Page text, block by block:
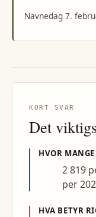
Navnedag 7.
KORT SVAR
Det
HVOR MANGE
2 819
per
HVA BETYR